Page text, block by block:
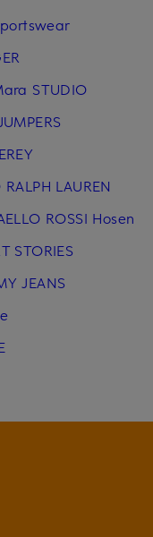
STUDIO
RALPH LAUREN
ROSSI Hosen
STORIES
JEANS